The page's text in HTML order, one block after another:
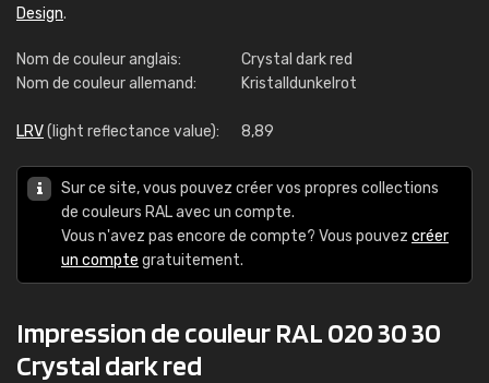
Design.
Nom de couleur anglais:
Crystal dark red
Nom de couleur allemand:
Kristalldunkelrot
LRV(light reflectance value): 8,89
Sur ce site, vous pouvez créer vos propres collections
de couleurs RAL avec un compte.
Vous n'avez pas encore de compte? Vous pouvez créer
un compte gratuitement.
Impression de couleur RAL 020 30 30
Crystal dark red